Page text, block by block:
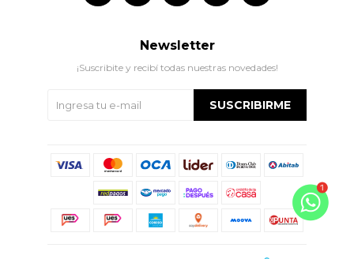
Newsletter
¡Suscribite y recibí todas nuestras novedades!
SUSCRIBIRME